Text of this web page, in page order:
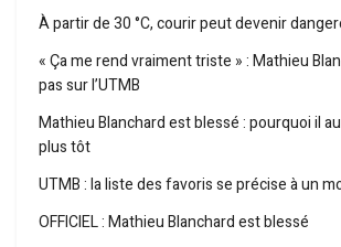
À partir de 30 °C, courir peut devenir
« Ça me rend vraiment triste » : Mathieu
pas sur l’UTMB
Mathieu Blanchard est blessé : pourquoi il
plus tôt
UTMB : la liste des favoris se précise à un
OFFICIEL : Mathieu Blanchard est blessé